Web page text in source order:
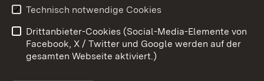
Barrierefreiheit
Impressum
Cookies
Technisch notwendige Cookies
Drittanbieter-Cookies (Social-Media-Elemente von
Facebook, X / Twitter und Google werden auf der
gesamten Webseite aktiviert.)